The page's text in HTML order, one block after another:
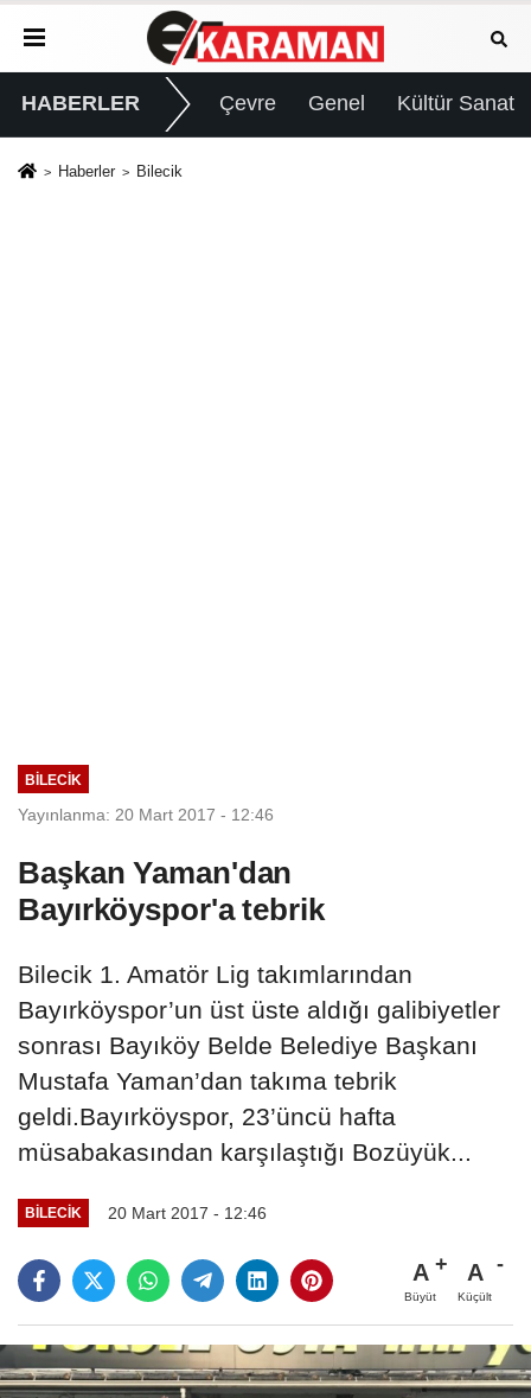
HABERLER Çevre Genel Kültür Sanat
Haberler Bilecik
BILECIK
Yayınlanma: 20 Mart 2017 - 12:46
Başkan Yaman'dan
Bayırköyspor'a tebrik
Bilecik 1. Amatör Lig takımlarından
Bayırköyspor’un üst üste aldığı galibiyetler
sonrası Bayıköy Belde Belediye Başkanı
Mustafa Yaman’dan takıma tebrik
geldi.Bayırköyspor, 23’üncü hafta
müsabakasından karşılaştığı Bozüyük...
BILECIK 20 Mart 2017 - 12:46
A
Büyüt
A
Küçült